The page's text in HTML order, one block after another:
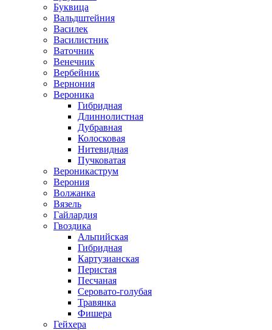
Буквица
Вальдштейния
Василек
Василистник
Ваточник
Венечник
Вербейник
Вернония
Вероника
Гибридная
Длиннолистная
Дубравная
Колосковая
Нитевидная
Пучковатая
Вероникаструм
Верония
Волжанка
Вязель
Гайлардия
Гвоздика
Альпийская
Гибридная
Картузианская
Перистая
Песчаная
Серовато-голубая
Травянка
Фишера
Гейхера